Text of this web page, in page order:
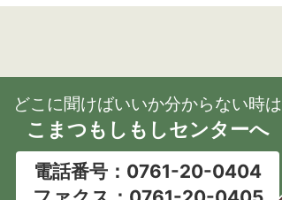
どこに聞けばいいか分からない時は
こまつもしもしセンターへ
電話番号：0761-20-0404